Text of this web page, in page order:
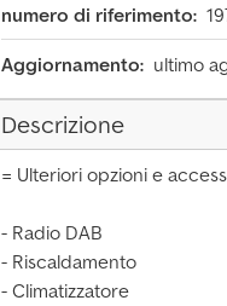
numero di riferimento:
Aggiornamento: ultimo
Descrizione
= Ulteriori opzioni e
- Radio DAB
- Riscaldamento
- Climatizzatore